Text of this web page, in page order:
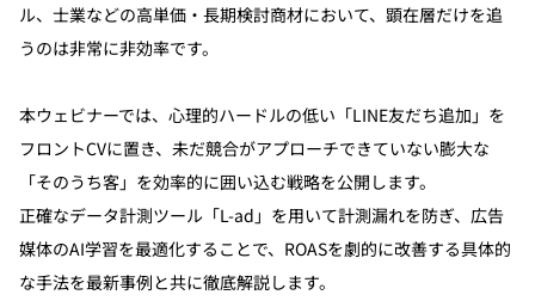
ル、士業などの高単価・長期検討商材において、顕在層だけを追
うのは非常に非効率です。
本ウェビナーでは、心理的ハードルの低い「LINE友だち追加」を
フロントCVに置き、未だ競合がアプローチできていない膨大な
「そのうち客」を効率的に囲い込む戦略を公開します。
正確なデータ計測ツール「L-ad」を用いて計測漏れを防ぎ、広告
媒体のAI学習を最適化することで、ROASを劇的に改善する具体的
な手法を最新事例と共に徹底解説します。